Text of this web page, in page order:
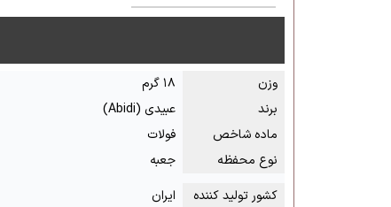
وزن ۱۸ گرم
برند
عبیدی (Abidi)
ماده شاخص
فولات
نوع محفظه
جعبه
کشور تولید کننده
ایران